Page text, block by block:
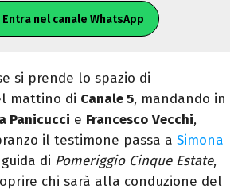
Entra nel canale WhatsApp
si prende lo spazio di
mattino di Canale 5, mandando in
Panicucci e Francesco Vecchi,
il testimone passa a Simona
di Pomeriggio Cinque Estate,
chi sarà alla conduzione del